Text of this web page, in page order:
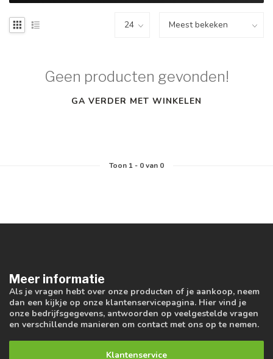
Geen producten gevonden!
GA VERDER MET WINKELEN
Toon 1- 0van 0
Meer informatie
Als je vragen hebt over onze producten of je aankoop, neem
dan een kijkje op onze klantenservicepagina. Hier vind je
onze bedrijfsgegevens, antwoorden op veelgestelde vragen
en verschillende manieren om contact met ons op te nemen.
Klantenservice